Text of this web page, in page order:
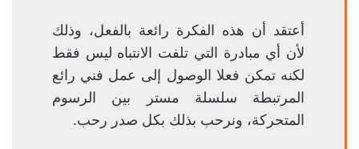
أعتقد أن هذه الفكرة رائعة بالفعل، وذلك
لأن أي مبادرة التي تلفت الانتباه ليس فقط
لكنه تمكن فعلا الوصول إلى عمل فني رائع
المرتبطة سلسلة مستر بين الرسوم
المتحركة، ونرحب بذلك بكل صدر رحب.